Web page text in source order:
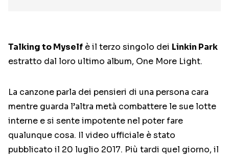
Talking to Myself è il terzo singolo dei Linkin Park
estratto dal loro ultimo album, One More Light.
La canzone parla dei pensieri di una persona cara
mentre guarda l’altra metà combattere le sue lotte
interne e si sente impotente nel poter fare
qualunque cosa. Il video ufficiale è stato
pubblicato il 20 luglio 2017. Più tardi quel giorno, il